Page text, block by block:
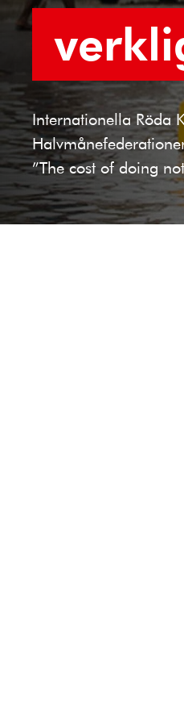
Internationella Röda
”The cost of doing